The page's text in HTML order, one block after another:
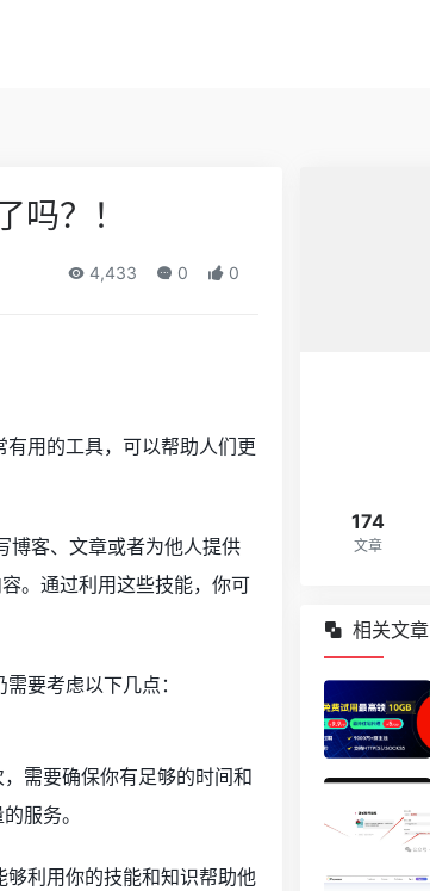
？！
4,433 0 0
用的工具，可以帮助人们更
博客、文章或者为他人提供
。通过利用这些技能，你可
要考虑以下几点：
需要确保你有足够的时间和
服务。
利用你的技能和知识帮助他
174
文章
相关文章